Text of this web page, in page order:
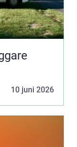
10 juni 2026